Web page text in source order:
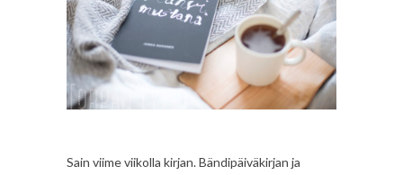
Sain viime viikolla kirjan. Bändipäiväkirjan ja